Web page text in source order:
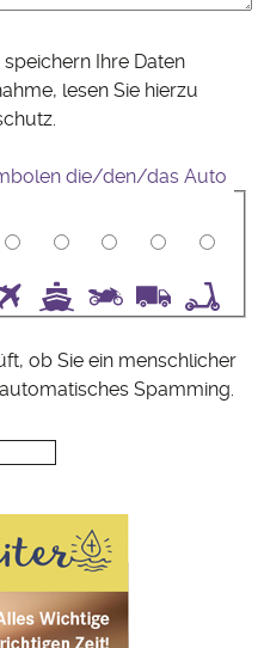
Ihre Daten
lesen Sie hierzu
.
die/den/das Auto
ob Sie ein menschlicher
Spamming.